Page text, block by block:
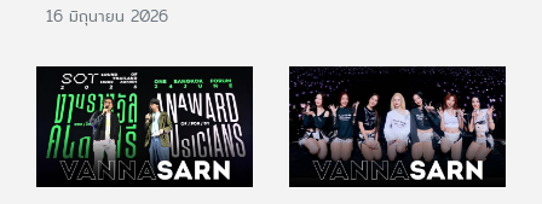
16 มิถุนายน 2026